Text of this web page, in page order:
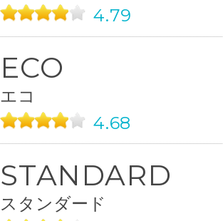
4.79
ECO
エコ
4.68
STANDARD
スタンダード